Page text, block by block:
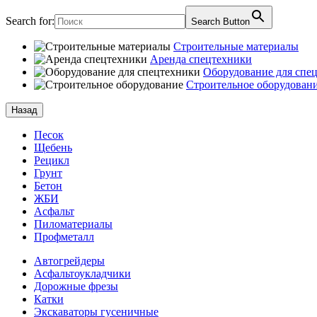
Search for: Search Button
Строительные материалы
Аренда спецтехники
Оборудование для
Строительное
Назад
Песок
Щебень
Рецикл
Грунт
Бетон
ЖБИ
Асфальт
Пиломатериалы
Профметалл
Автогрейдеры
Асфальто­укладчики
Дорожные фрезы
Катки
Экскаваторы гусеничные